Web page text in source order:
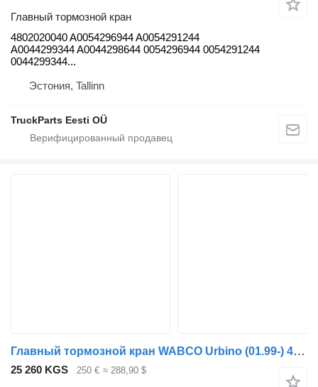
Главный тормозной кран
4802020040 A0054296944 A0054291244
A0044299344 A0044298644 0054296944 0054291244
0044299344...
Эстония, Tallinn
TruckParts Eesti OÜ
Главный тормозной кран WABCO Urbino (01.99-) 4728800650 для автобуса Solaris Urbino, Alpino, Vacanza (1999-)
25 260 KGS 250 € ≈ 288,90 $